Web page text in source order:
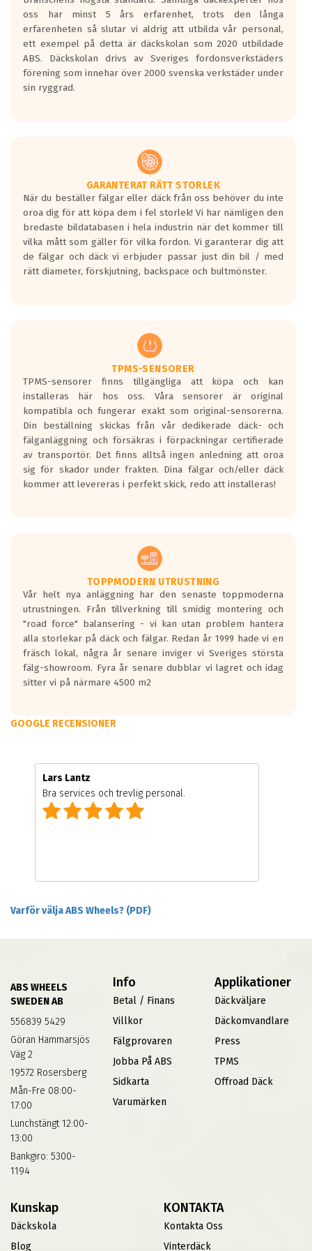
Inga D eller G betyg delas ut för
personbilar och lätta lastbilar.
Betyget sätts efter ett test där däcken
skall bromsa in på en väg där det ligger
0.5-1.5 mm vatten.
I 80km/h kommer skillnaden på
Vid körning i över 50km/h brukar
rullmotståndets ljud överträffa
motorljudet.
På däckmärkningen kommer det finnas
en symbol av ett däck med vågar. Hög
bullernivå markeras med svarta vågor
medans de vita vågorna påvisar om det är
ett tyst däck.
regelverket som introduceras år 2016.
Ett däck med två svarta vågor är redan
godkända för år 2016 nya regelverk.
Ett däck med en svart våg kommer vara
minst tre decibel tystare än det
regelverk som börjar gälla 2016.
oss har minst 5 års erfarenhet, trots den långa
erfarenheten så slutar vi aldrig att utbilda vår personal,
ett exempel på detta är däckskolan som 2020 utbildade
ABS. Däckskolan drivs av Sveriges fordonsverkstäders
förening som innehar över 2000 svenska verkstäder under
sin ryggrad.
GARANTERAT RÄTT STORLEK
När du beställer fälgar eller däck från oss behöver du inte
oroa dig för att köpa dem i fel storlek! Vi har nämligen den
bredaste bildatabasen i hela industrin när det kommer till
vilka mått som gäller för vilka fordon. Vi garanterar dig att
de fälgar och däck vi erbjuder passar just din bil / med
rätt diameter, förskjutning, backspace och bultmönster.
TPMS-SENSORER
TPMS-sensorer finns tillgängliga att köpa och kan
installeras här hos oss. Våra sensorer är original
kompatibla och fungerar exakt som original-sensorerna.
Din beställning skickas från vår dedikerade däck- och
fälganläggning och försäkras i förpackningar certifierade
av transportör. Det finns alltså ingen anledning att oroa
sig för skador under frakten. Dina fälgar och/eller däck
kommer att levereras i perfekt skick, redo att installeras!
TOPPMODERN UTRUSTNING
Vår helt nya anläggning har den senaste toppmoderna
utrustningen. Från tillverkning till smidig montering och
"road force" balansering - vi kan utan problem hantera
alla storlekar på däck och fälgar. Redan år 1999 hade vi en
fräsch lokal, några år senare inviger vi Sveriges största
fälg-showroom. Fyra år senare dubblar vi lagret och idag
sitter vi på närmare 4500 m2
GOOGLE RECENSIONER
Lars Lantz
Bra services och trevlig personal.
Varför välja ABS Wheels? (PDF)
ABS WHEELS
SWEDEN AB
556839 5429
Göran Hammarsjös
Väg 2
19572 Rosersberg
Mån-Fre 08:00-
17:00
Lunchstängt 12:00-
13:00
Bankgiro: 5300-
1194
Info
Betal / Finans
Villkor
Fälgprovaren
Jobba På ABS
Sidkarta
Varumärken
Applikationer
Däckväljare
Däckomvandlare
Press
TPMS
Offroad Däck
Kunskap
Däckskola
Blog
KONTAKTA
Kontakta Oss
Vinterdäck